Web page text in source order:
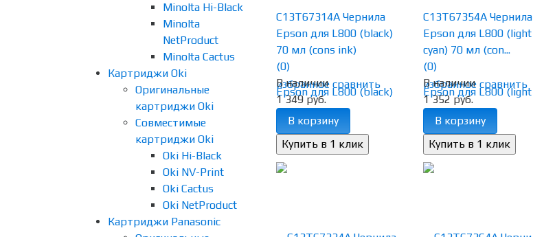
Minolta Hi-Black
Minolta
NetProduct
Minolta Cactus
Картриджи Oki
Оригинальные
картриджи Oki
Совместимые
картриджи Oki
Oki Hi-Black
Oki NV-Print
Oki Cactus
Oki NetProduct
Картриджи Panasonic
избранное сравнить
C13T67314A Чернила
Epson для L800 (black)
70 мл (cons ink)
(0)
В наличии
1 349 руб.
В корзину
избранное сравнить
C13T67354A Чернила
Epson для L800 (light
cyan) 70 мл (con...
(0)
В наличии
1 352 руб.
В корзину